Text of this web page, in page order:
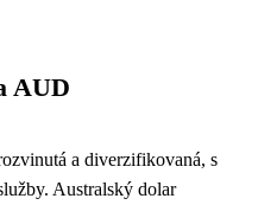
AUD
a diverzifikovaná, s
Australský dolar